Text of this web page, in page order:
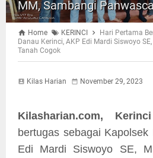
MM, Sambangi
Home KERINCI
Hari Pertama
Danau Kerinci, AKP Edi Mardi Siswoyo
Tanah Cogok
Kilas Harian November 29, 2023
Kilasharian.com, Kerinci
bertugas sebagai
Edi Mardi Siswoyo SE,